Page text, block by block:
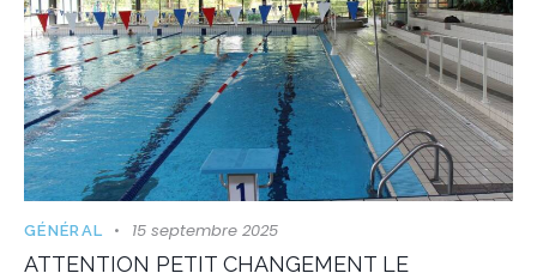
GÉNÉRAL 15 septembre 2025
ATTENTION PETIT CHANGEMENT LE